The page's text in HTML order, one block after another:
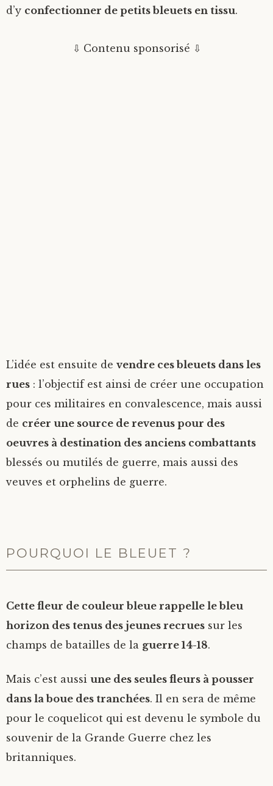
d’y confectionner de petits bleuets en tissu.
⇩ Contenu sponsorisé ⇩
L’idée est ensuite de vendre ces bleuets dans les
rues : l’objectif est ainsi de créer une occupation
pour ces militaires en convalescence, mais aussi
de créer une source de revenus pour des
oeuvres à destination des anciens combattants
blessés ou mutilés de guerre, mais aussi des
veuves et orphelins de guerre.
POURQUOI LE BLEUET ?
Cette fleur de couleur bleue rappelle le bleu
horizon des tenus des jeunes recrues sur les
champs de batailles de la guerre 14-18.
Mais c’est aussi une des seules fleurs à pousser
dans la boue des tranchées. Il en sera de même
pour le coquelicot qui est devenu le symbole du
souvenir de la Grande Guerre chez les
britanniques.